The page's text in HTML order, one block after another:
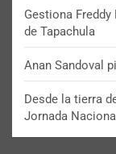
Gestiona
de Tapachula
Anan Sandoval
Desde la tierra
Jornada